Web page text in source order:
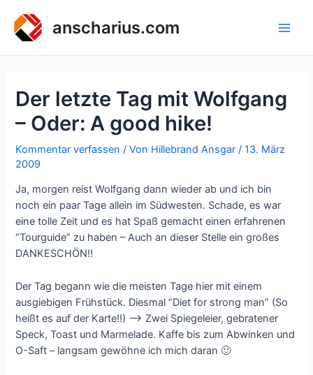
Inhalt
springen
anscharius.com
Der letzte Tag mit Wolfgang
– Oder: A good hike!
Kommentar verfassen / Von Hillebrand Ansgar /13. März
2009
Ja, morgen reist Wolfgang dann wieder ab und ich bin
noch ein paar Tage allein im Südwesten. Schade, es war
eine tolle Zeit und es hat Spaß gemacht einen erfahrenen
“Tourguide” zu haben – Auch an dieser Stelle ein großes
DANKESCHÖN!!
Der Tag begann wie die meisten Tage hier mit einem
ausgiebigen Frühstück. Diesmal “Diet for strong man” (So
heißt es auf der Karte!!) –> Zwei Spiegeleier, gebratener
Speck, Toast und Marmelade. Kaffe bis zum Abwinken und
O-Saft – langsam gewöhne ich mich daran 🙂